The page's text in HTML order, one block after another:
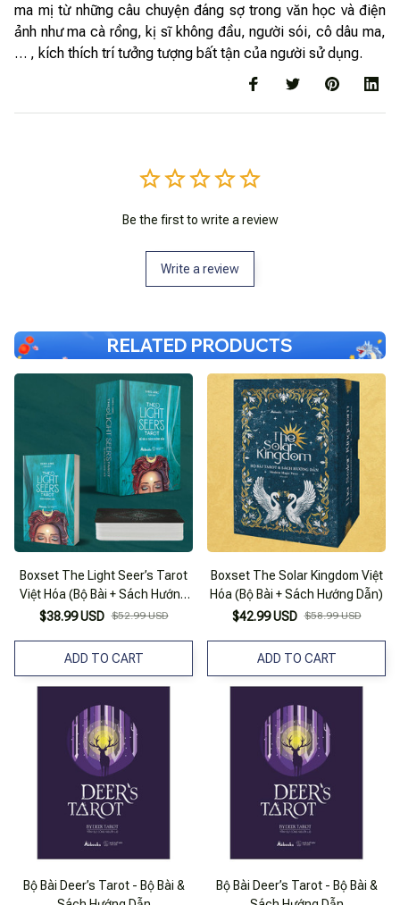
ma mị từ những câu chuyện đáng sợ trong văn học và điện
ảnh như ma cà rồng, kị sĩ không đầu, người sói, cô dâu ma,
… , kích thích trí tưởng tượng bất tận của người sử dụng.
Be the first to write a review
Write a review
RELATED PRODUCTS
Boxset The Light Seer’s Tarot
Việt Hóa (Bộ Bài + Sách Hướng
Dẫn)
$38.99 USD $52.99 USD
ADD TO CART
Boxset The Solar Kingdom Việt
Hóa (Bộ Bài + Sách Hướng Dẫn)
$42.99 USD $58.99 USD
ADD TO CART
Bộ Bài Deer’s Tarot - Bộ Bài &
Bộ Bài Deer’s Tarot - Bộ Bài &